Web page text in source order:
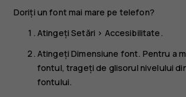
Doriți un font mai mare pe telefon?
AtingețiSetări > Accesibilitate.
AtingețiDimensiune font. Pentru a
fontul, trageți de glisorul nivelului
fontului.